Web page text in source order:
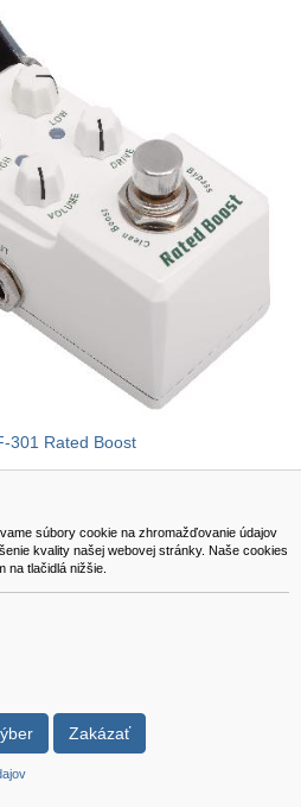
súbory cookie na zhromažďovanie údajov
kvality našej webovej stránky. Naše cookies
na tlačidlá nižšie.
Zakázať
301 Rated Boost
EUR
do košíka